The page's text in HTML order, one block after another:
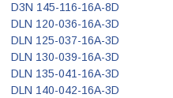
D3N 145-116-16A-8D
DLN 120-036-16A-3D
DLN 125-037-16A-3D
DLN 130-039-16A-3D
DLN 135-041-16A-3D
DLN 140-042-16A-3D